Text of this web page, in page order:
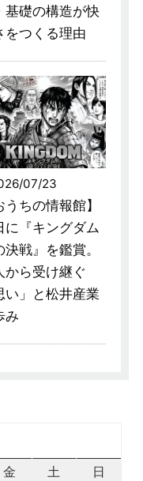
基礎の構造が快
をつくる理由
07/23
うちの情報館】
に『キングダム
決戦』を鑑賞。
から受け継ぐ
い」と松井産業
み
金 土
日